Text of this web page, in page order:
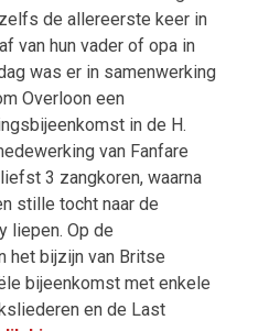
de allereerste keer in
van hun vader of opa in
was er in samenwerking
Overloon een
in de H.
van Fanfare
3 zangkoren, waarna
stille tocht naar de
liepen. Op de
het bijzijn van Britse
bijeenkomst met enkele
en de Last